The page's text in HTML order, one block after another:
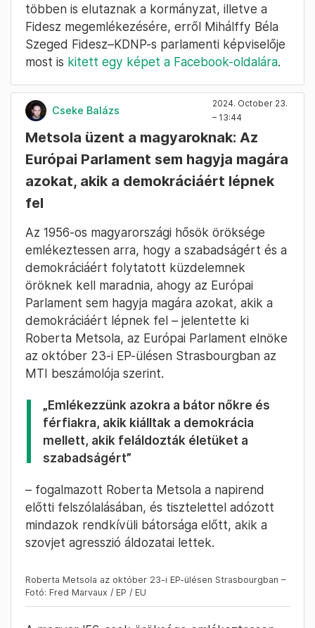
többen is elutaznak a kormányzat, illetve a
Fidesz megemlékezésére, erről Mihálffy Béla
Szeged Fidesz–KDNP-s parlamenti képviselője
most is kitett egy képet a Facebook-oldalára.
Cseke Balázs
2024. October 23.
– 13:44
Metsola üzent a magyaroknak: Az
Európai Parlament sem hagyja magára
azokat, akik a demokráciáért lépnek
fel
Az 1956-os magyarországi hősök öröksége
emlékeztessen arra, hogy a szabadságért és a
demokráciáért folytatott küzdelemnek
öröknek kell maradnia, ahogy az Európai
Parlament sem hagyja magára azokat, akik a
demokráciáért lépnek fel – jelentette ki
Roberta Metsola, az Európai Parlament elnöke
az október 23-i EP-ülésen Strasbourgban az
MTI beszámolója szerint.
„Emlékezzünk azokra a bátor nőkre és
férfiakra, akik kiálltak a demokrácia
mellett, akik feláldozták életüket a
szabadságért”
– fogalmazott Roberta Metsola a napirend
előtti felszólalásában, és tisztelettel adózott
mindazok rendkívüli bátorsága előtt, akik a
szovjet agresszió áldozatai lettek.
Roberta Metsola az október 23-i EP-ülésen Strasbourgban –
Fotó: Fred Marvaux / EP / EU